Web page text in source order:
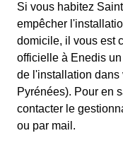
Si vous habitez
empêcher
domicile, il vous est
officielle à Enedis
de l'installation dans
Pyrénées). Pour en
contacter le
ou par mail.